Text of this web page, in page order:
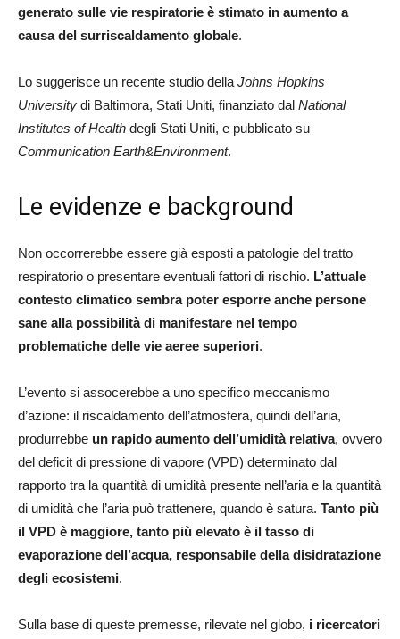
generato sulle vie respiratorie è stimato in aumento a
causa del surriscaldamento globale.
Lo suggerisce un recente studio della Johns Hopkins
University di Baltimora, Stati Uniti, finanziato dal National
Institutes of Health degli Stati Uniti, e pubblicato su
Communication Earth&Environment.
Le evidenze e background
Non occorrerebbe essere già esposti a patologie del tratto
respiratorio o presentare eventuali fattori di rischio. L’attuale
contesto climatico sembra poter esporre anche persone
sane alla possibilità di manifestare nel tempo
problematiche delle vie aeree superiori.
L’evento si assocerebbe a uno specifico meccanismo
d’azione: il riscaldamento dell’atmosfera, quindi dell’aria,
produrrebbe un rapido aumento dell’umidità relativa, ovvero
del deficit di pressione di vapore (VPD) determinato dal
rapporto tra la quantità di umidità presente nell’aria e la quantità
di umidità che l’aria può trattenere, quando è satura. Tanto più
il VPD è maggiore, tanto più elevato è il tasso di
evaporazione dell’acqua, responsabile della disidratazione
degli ecosistemi.
Sulla base di queste premesse, rilevate nel globo, i ricercatori